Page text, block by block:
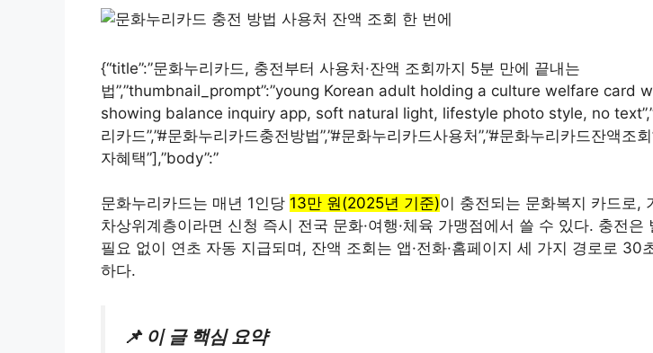
{“title”:”문화누리카드, 충전부터 사용처·잔액 조회까지 5분 만에 끝내는
법”,”thumbnail_prompt”:”young Korean adult holding a culture welfare card
showing balance inquiry app, soft natural light, lifestyle photo style, no
리카드”,”#문화누리카드충전방법”,”#문화누리카드사용처”,”#문화누리카드잔액조
자혜택”],”body”:”
문화누리카드는 매년 1인당 13만 원(2025년 기준)이 충전되는 문화복지 카드로,
차상위계층이라면 신청 즉시 전국 문화·여행·체육 가맹점에서 쓸 수 있다. 충전은
필요 없이 연초 자동 지급되며, 잔액 조회는 앱·전화·홈페이지 세 가지 경로로 30
하다.
📌 이 글 핵심 요약